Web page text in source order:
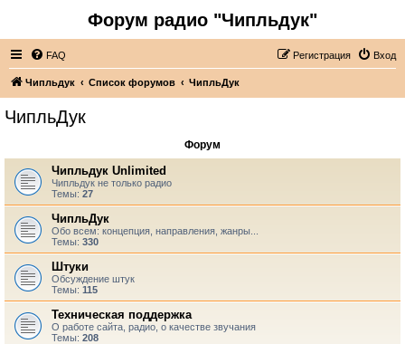
Форум радио "Чипльдук"
FAQ Вход
Регистрация
Чипльдук Список форумов ЧипльДук
ЧипльДук
Форум
Чипльдук Unlimited
Чипльдук не только радио
Темы: 27
ЧипльДук
Обо всем: концепция, направления, жанры...
Темы: 330
Штуки
Обсуждение штук
Темы: 115
Техническая поддержка
О работе сайта, радио, о качестве звучания
Темы: 208